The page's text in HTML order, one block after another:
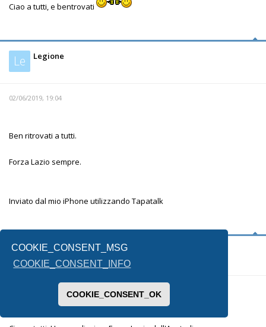
COOKIE_CONSENT_MSG
COOKIE_CONSENT_INFO
COOKIE_CONSENT_OK
Ciao a tutti, e bentrovati
Le Legione
02/06/2019, 19:04
Ben ritrovati a tutti.
Forza Lazio sempre.
Inviato dal mio iPhone utilizzando Tapatalk
caput mundi